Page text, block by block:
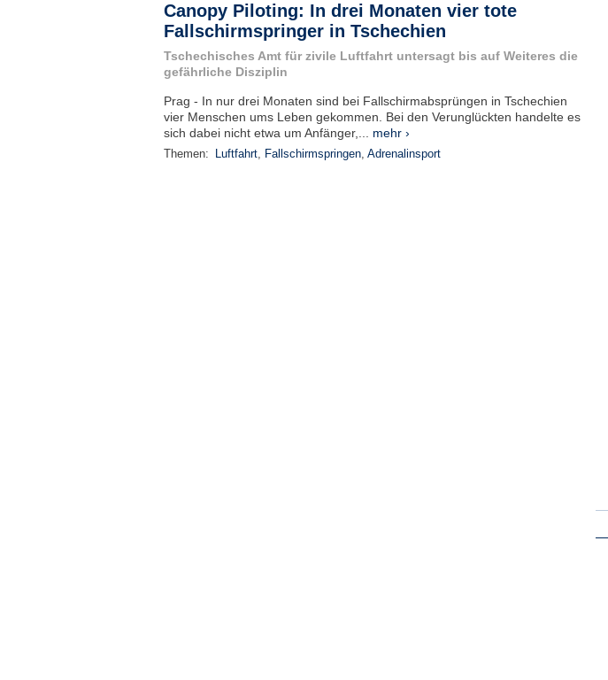
Canopy Piloting: In drei Monaten vier tote
Fallschirmspringer in Tschechien
Tschechisches Amt für zivile Luftfahrt untersagt bis auf Weiteres die
gefährliche Disziplin
Prag - In nur drei Monaten sind bei Fallschirmabsprüngen in Tschechien
vier Menschen ums Leben gekommen. Bei den Verunglückten handelte es
sich dabei nicht etwa um Anfänger,... mehr ›
Themen: Luftfahrt, Fallschirmspringen, Adrenalinsport